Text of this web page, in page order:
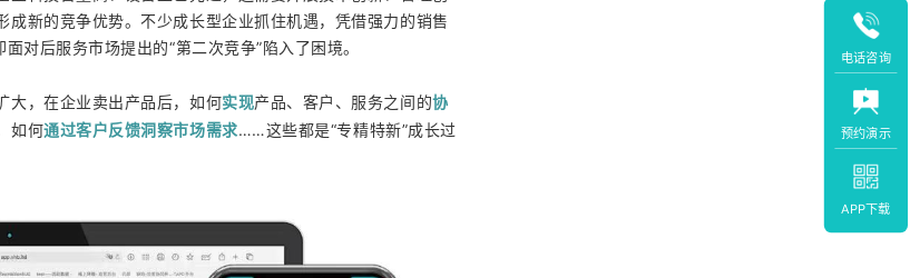
新的竞争优势。不少成长型企业抓住机遇，凭借强力的销售
对后服务市场提出的“第二次竞争”陷入了困境。
大，在企业卖出产品后，如何实现产品、客户、服务之间的协
如何通过客户反馈洞察市场需求……这些都是“专精特新”成长过
电话咨询
预约演示
APP下载